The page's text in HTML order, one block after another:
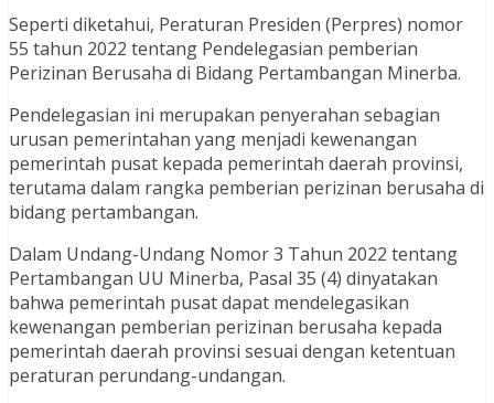
Seperti diketahui, Peraturan Presiden (Perpres) nomor
55 tahun 2022 tentang Pendelegasian pemberian
Perizinan Berusaha di Bidang Pertambangan Minerba.
Pendelegasian ini merupakan penyerahan sebagian
urusan pemerintahan yang menjadi kewenangan
pemerintah pusat kepada pemerintah daerah provinsi,
terutama dalam rangka pemberian perizinan berusaha di
bidang pertambangan.
Dalam Undang-Undang Nomor 3 Tahun 2022 tentang
Pertambangan UU Minerba, Pasal 35 (4) dinyatakan
bahwa pemerintah pusat dapat mendelegasikan
kewenangan pemberian perizinan berusaha kepada
pemerintah daerah provinsi sesuai dengan ketentuan
peraturan perundang-undangan.